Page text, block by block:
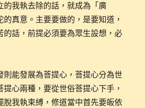
的我執去除的話，就成為「廣
的真意。主要要做的，是要知道，
的話，前提必須要為眾生設想，必
則能發展為菩提心，菩提心分為世
提心兩種，要從世俗菩提心下手，
脫我執束縛，修道當中首先要皈依